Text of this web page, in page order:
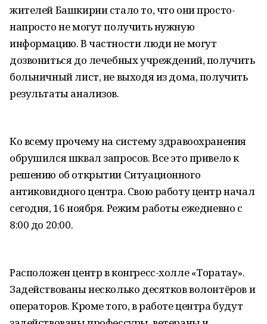
жителей Башкирии стало то, что они просто-
напросто не могут получить нужную
информацию. В частности люди не могут
дозвониться до лечебных учреждений, получить
больничный лист, не выходя из дома, получить
результаты анализов.
Ко всему прочему на систему здравоохранения
обрушился шквал запросов. Все это привело к
решению об открытии Ситуационного
антиковидного центра. Свою работу центр начал
сегодня, 16 ноября. Режим работы ежедневно с
8:00 до 20:00.
Расположен центр в конгресс-холле «Торатау».
Задействованы несколько десятков волонтёров и
операторов. Кроме того, в работе центра будут